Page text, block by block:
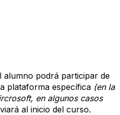
alumno podrá participar de
plataforma específica (en la
en algunos casos
al inicio del curso.